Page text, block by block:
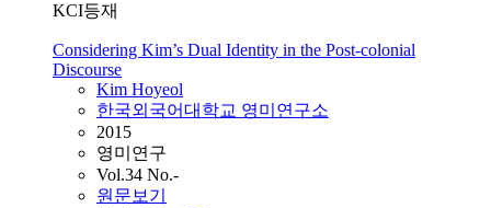
KCI등재
Considering Kim’s Dual Identity in the Post-colonial
Discourse
Kim Hoyeol
한국외국어대학교 영미연구소
2015
영미연구
Vol.34 No.-
원문보기